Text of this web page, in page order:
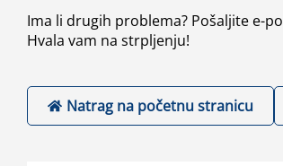
Ima li drugih problema? Pošaljite e-
Hvala vam na strpljenju!
Natrag na početnu stranicu